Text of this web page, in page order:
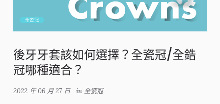
全瓷冠
後牙牙套該如何選擇？全瓷冠/全鋯
冠哪種適合？
2022 年 06 月 27 日 in 全瓷冠